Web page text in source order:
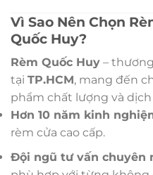
Vì Sao Nên Chọn
Quốc Huy?
Rèm Quốc Huy –
tại TP.HCM, mang đến
phẩm chất lượng và
Hơn 10 năm kinh
rèm cửa cao cấp.
Đội ngũ tư vấn chuyên